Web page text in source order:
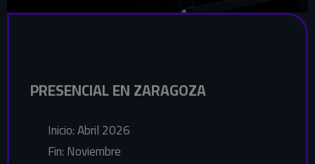
PRESENCIAL EN ZARAGOZA
Inicio: Abril 2026
Fin: Noviembre